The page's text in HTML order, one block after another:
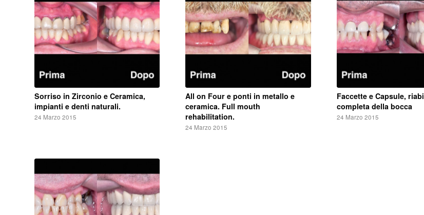
Sorriso in Zirconio e Ceramica,
impianti e denti naturali.
24 Marzo 2015
All on Four e ponti in metallo e
ceramica. Full mouth
rehabilitation.
24 Marzo 2015
Faccette e Capsule,
completa della bocca
24 Marzo 2015